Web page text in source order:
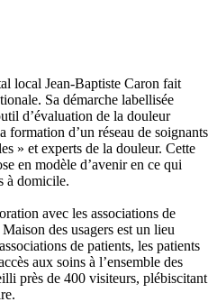
local Jean-Baptiste Caron fait
Sa démarche labellisée
d’évaluation de la douleur
formation d’un réseau de soignants
» et experts de la douleur. Cette
en modèle d’avenir en ce qui
à domicile.
avec les associations de
des usagers est un lieu
de patients, les patients
aux soins à l’ensemble des
près de 400 visiteurs, plébiscitant